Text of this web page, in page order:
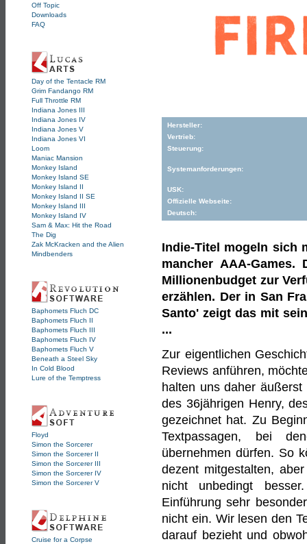
Off Topic
Downloads
FAQ
Day of the Tentacle RM
Grim Fandango RM
Full Throttle RM
Indiana Jones III
Indiana Jones IV
Indiana Jones V
Indiana Jones VI
Loom
Maniac Mansion
Monkey Island
Monkey Island SE
Monkey Island II
Monkey Island II SE
Monkey Island III
Monkey Island IV
Sam & Max: Hit the Road
The Dig
Zak McKracken and the Alien
Mindbenders
Baphomets Fluch DC
Baphomets Fluch II
Baphomets Fluch III
Baphomets Fluch IV
Baphomets Fluch V
Beneath a Steel Sky
In Cold Blood
Lure of the Temptress
Floyd
Simon the Sorcerer
Simon the Sorcerer II
Simon the Sorcerer III
Simon the Sorcerer IV
Simon the Sorcerer V
Cruise for a Corpse
Hersteller:
Vertrieb:
Steuerung:
Systemanforderungen:
USK:
Offizielle Webseite:
Deutsch:
Indie-Titel mogeln sich
mancher AAA-
Millionenbudget zur
erzählen. Der in San
Santo' zeigt das mit
...
Zur eigentlichen
Reviews anführen,
halten uns daher
des 36jährigen Henry,
gezeichnet hat. Zu
Textpassagen, bei
übernehmen dürfen. So
dezent mitgestalten,
nicht unbedingt
Einführung sehr
nicht ein. Wir lesen den
darauf bezieht und